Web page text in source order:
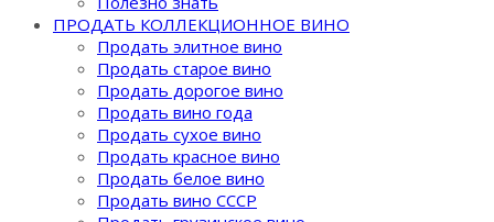
ПРОДАТЬ КОЛЛЕКЦИОННОЕ ВИНО
Продать элитное вино
Продать старое вино
Продать дорогое вино
Продать вино года
Продать сухое вино
Продать красное вино
Продать белое вино
Продать вино СССР